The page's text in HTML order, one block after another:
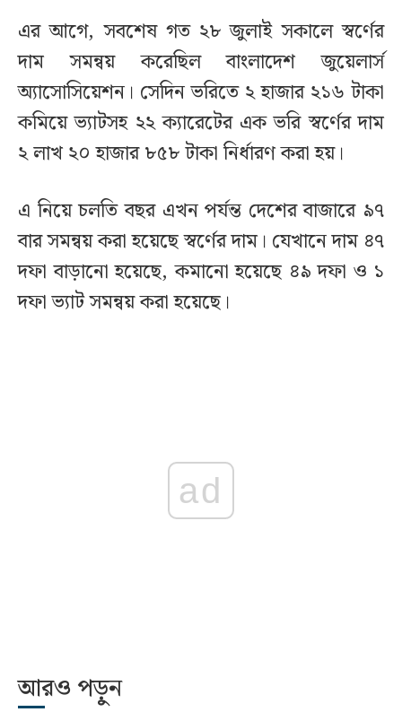
এর আগে, সবশেষ গত ২৮ জুলাই সকালে স্বর্ণের
দাম সমন্বয় করেছিল বাংলাদেশ জুয়েলার্স
অ্যাসোসিয়েশন। সেদিন ভরিতে ২ হাজার ২১৬ টাকা
কমিয়ে ভ্যাটসহ ২২ ক্যারেটের এক ভরি স্বর্ণের দাম
২ লাখ ২০ হাজার ৮৫৮ টাকা নির্ধারণ করা হয়।
এ নিয়ে চলতি বছর এখন পর্যন্ত দেশের বাজারে ৯৭
বার সমন্বয় করা হয়েছে স্বর্ণের দাম। যেখানে দাম ৪৭
দফা বাড়ানো হয়েছে, কমানো হয়েছে ৪৯ দফা ও ১
দফা ভ্যাট সমন্বয় করা হয়েছে।
ad
আরও পড়ুন